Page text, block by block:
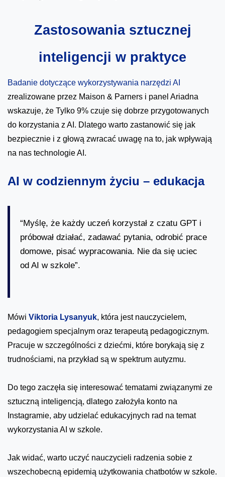
Zastosowania sztucznej
inteligencji w praktyce
Badanie dotyczące wykorzystywania narzędzi AI
zrealizowane przez Maison & Parners i panel Ariadna
wskazuje, że Tylko 9% czuje się dobrze przygotowanych
do korzystania z AI. Dlatego warto zastanowić się jak
bezpiecznie i z głową zwracać uwagę na to, jak wpływają
na nas technologie AI.
AI w codziennym życiu – edukacja
“Myślę, że każdy uczeń korzystał z czatu GPT i
próbował działać, zadawać pytania, odrobić prace
domowe, pisać wypracowania. Nie da się uciec
od AI w szkole”.
Mówi Viktoria Lysanyuk, która jest nauczycielem,
pedagogiem specjalnym oraz terapeutą pedagogicznym.
Pracuje w szczególności z dziećmi, które borykają się z
trudnościami, na przykład są w spektrum autyzmu.
Do tego zaczęła się interesować tematami związanymi ze
sztuczną inteligencją, dlatego założyła konto na
Instagramie, aby udzielać edukacyjnych rad na temat
wykorzystania AI w szkole.
Jak widać, warto uczyć nauczycieli radzenia sobie z
wszechobecną epidemią użytkowania chatbotów w szkole.